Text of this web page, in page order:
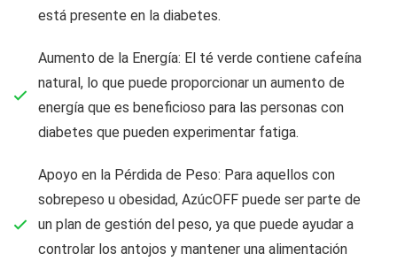
está presente en la diabetes.
Aumento de la Energía: El té verde contiene cafeína
natural, lo que puede proporcionar un aumento de
energía que es beneficioso para las personas con
diabetes que pueden experimentar fatiga.
Apoyo en la Pérdida de Peso: Para aquellos con
sobrepeso u obesidad, AzúcOFF puede ser parte de
un plan de gestión del peso, ya que puede ayudar a
controlar los antojos y mantener una alimentación